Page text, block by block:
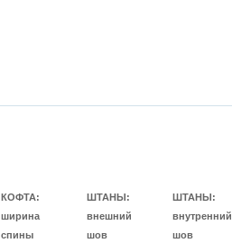
КОФТА:
ширина
спины
ШТАНЫ:
внешний
шов
ШТАНЫ:
внутренний
шов